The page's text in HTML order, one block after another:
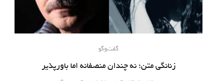
گفت‌وگو
زنانگی متن؛ نه چندان منصفانه اما باورپذیر